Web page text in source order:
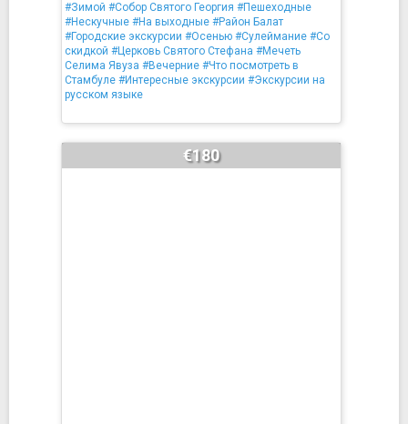
#Зимой #Собор Святого Георгия #Пешеходные
#Нескучные #На выходные #Район Балат
#Городские экскурсии #Осенью #Сулеймание #Со
скидкой #Церковь Святого Стефана #Мечеть
Селима Явуза #Вечерние #Что посмотреть в
Стамбуле #Интересные экскурсии #Экскурсии на
русском языке
€180